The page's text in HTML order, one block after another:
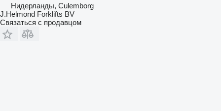
Нидерланды, Culemborg
J.Helmond Forklifts BV
Связаться с продавцом